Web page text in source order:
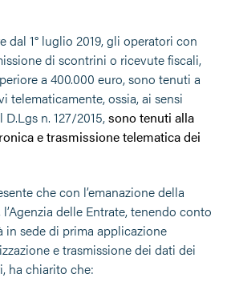
dal 1° luglio 2019, gli operatori con
di scontrini o ricevute fiscali,
a 400.000 euro, sono tenuti a
telematicamente, ossia, ai sensi
D.Lgs n. 127/2015,sono tenuti alla
e trasmissione telematica dei
che con l’emanazione della
delle Entrate, tenendo conto
sede di prima applicazione
e trasmissione dei dati dei
ha chiarito che: